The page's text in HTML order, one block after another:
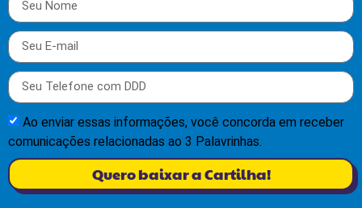
Ao enviar essas informações, você concorda em receber
comunicações relacionadas ao 3 Palavrinhas.
Quero baixar a Cartilha!